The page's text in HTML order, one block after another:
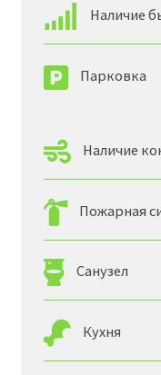
Наличие
Парковка
Наличие
Пожарная
Санузел
Кухня